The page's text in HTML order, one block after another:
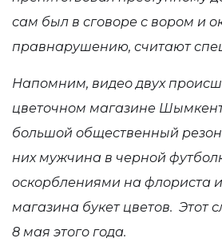
сам был в сговоре с вором и
правнарушению, считают
Напомним, видео двух
цветочном магазине
большой общественный
них мужчина в черной
оскорблениями на флориста
магазина букет цветов. Этот
8 мая этого года.